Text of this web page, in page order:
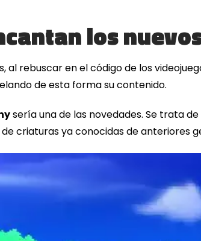
los
al rebuscar en el código de los
de esta forma su contenido.
sería una de las novedades. Se trata
de criaturas ya conocidas de anteriores